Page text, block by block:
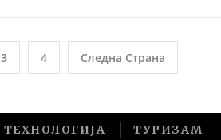
3 4 Следна Страна
ТЕХНОЛОГИЈА ТУРИЗАМ